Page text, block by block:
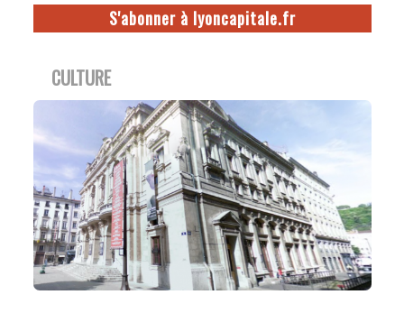
S'abonner à lyoncapitale.fr
CULTURE